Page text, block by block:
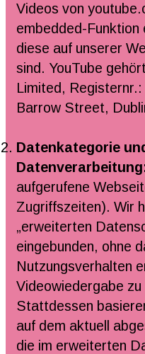
Videos von
embedded-Funktion
diese auf unserer
sind. YouTube
Limited,
Barrow Street,
Datenkategorie
aufgerufene
Zugriffszeiten). Wir
„erweiterten
eingebunden, ohne
Nutzungsverhalten
Videowiedergabe
Stattdessen
auf dem aktuell
die im erweiterten